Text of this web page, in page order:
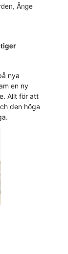
Änge
nya
en ny
Allt för att
den höga